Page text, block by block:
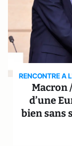
RENCONTRE A
Macron
d’une
bien sans